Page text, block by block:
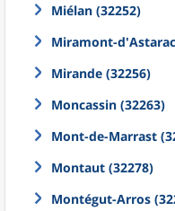
Miélan (32252)
Miramont-
Mirande (32256)
Moncassin (32263)
Mont-de-Marrast
Montaut (32278)
Montégut-Arros